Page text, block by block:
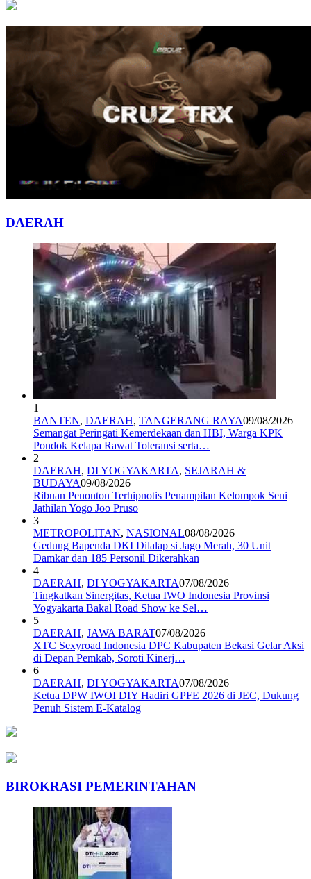
DAERAH
1
BANTEN, DAERAH, TANGERANG RAYA09/08/2026
Semangat Peringati Kemerdekaan dan HBI, Warga KPK
Pondok Kelapa Rawat Toleransi serta…
2
DAERAH, DI YOGYAKARTA, SEJARAH &
BUDAYA09/08/2026
Ribuan Penonton Terhipnotis Penampilan Kelompok Seni
Jathilan Yogo Joo Pruso
3
METROPOLITAN, NASIONAL08/08/2026
Gedung Bapenda DKI Dilalap si Jago Merah, 30 Unit
Damkar dan 185 Personil Dikerahkan
4
DAERAH, DI YOGYAKARTA07/08/2026
Tingkatkan Sinergitas, Ketua IWO Indonesia Provinsi
Yogyakarta Bakal Road Show ke Sel…
5
DAERAH, JAWA BARAT07/08/2026
XTC Sexyroad Indonesia DPC Kabupaten Bekasi Gelar Aksi
di Depan Pemkab, Soroti Kinerj…
6
DAERAH, DI YOGYAKARTA07/08/2026
Ketua DPW IWOI DIY Hadiri GPFE 2026 di JEC, Dukung
Penuh Sistem E-Katalog
BIROKRASI PEMERINTAHAN